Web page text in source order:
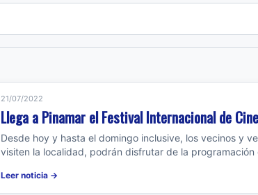
21/07/2022
Llega a Pinamar el Festival Internacional de
Desde hoy y hasta el domingo inclusive, los vecinos y
visiten la localidad, podrán disfrutar de la
Leer noticia →